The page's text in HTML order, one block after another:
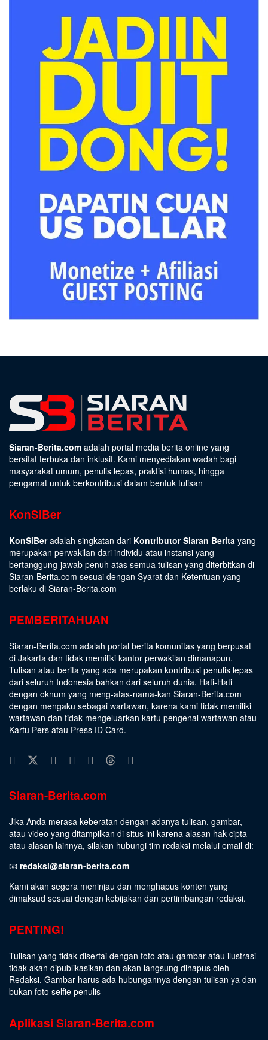
Siaran-Berita.com adalah portal media berita online yang
bersifat terbuka dan inklusif. Kami menyediakan wadah bagi
masyarakat umum, penulis lepas, praktisi humas, hingga
pengamat untuk berkontribusi dalam bentuk tulisan
KonSiBer
KonSiBeradalah singkatan dari Kontributor Siaran Berita yang
merupakan perwakilan dari individu atau instansi yang
bertanggung-jawab penuh atas semua tulisan yang diterbitkan di
Siaran-Berita.com sesuai dengan Syarat dan Ketentuan yang
berlaku di Siaran-Berita.com
PEMBERITAHUAN
Siaran-Berita.com adalah portal berita komunitas yang berpusat
di Jakarta dan tidak memiliki kantor perwakilan dimanapun.
Tulisan atau berita yang ada merupakan kontribusi penulis lepas
dari seluruh Indonesia bahkan dari seluruh dunia. Hati-Hati
dengan oknum yang meng-atas-nama-kan Siaran-Berita.com
dengan mengaku sebagai wartawan, karena kami tidak memiliki
wartawan dan tidak mengeluarkan kartu pengenal wartawan atau
Kartu Pers atau Press ID Card.
Siaran-Berita.com
Jika Anda merasa keberatan dengan adanya tulisan, gambar,
atau video yang ditampilkan di situs ini karena alasan hak cipta
atau alasan lainnya, silakan hubungi tim redaksi melalui email di:
📧 redaksi@siaran-berita.com
Kami akan segera meninjau dan menghapus konten yang
dimaksud sesuai dengan kebijakan dan pertimbangan redaksi.
PENTING!
Tulisan yang tidak disertai dengan foto atau gambar atau ilustrasi
tidak akan dipublikasikan dan akan langsung dihapus oleh
Redaksi. Gambar harus ada hubungannya dengan tulisan ya dan
bukan foto selfie penulis
Aplikasi Siaran-Berita.com